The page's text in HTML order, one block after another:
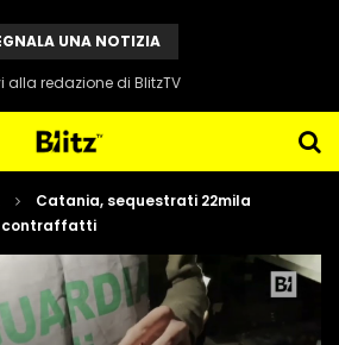
UNA NOTIZIA
alla redazione di BlitzTV
Catania, sequestrati 22mila
contraffatti